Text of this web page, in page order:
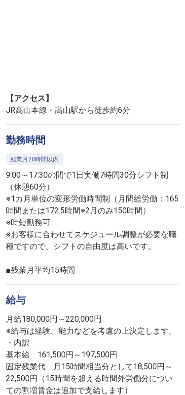
【アクセス】
JR高山本線・高山駅から徒歩約6分
勤務時間
残業月20時間以内
9:00～17:30の間で1日実働7時間30分シフト制
（休憩60分）
※1カ月単位の変形労働時間制（月間総労働：165
時間または172.5時間※2月のみ150時間）
※時短勤務可
※お客様に合わせてスケジュール調整が必要な職
種ですので、シフトの自由度は高いです。
■残業月平均15時間
給与
月給180,000円～220,000円
※給与は経験、能力などを考慮の上決定します。
・内訳
基本給 161,500円～197,500円
固定残業代 月15時間相当分として18,500円～
22,500円（15時間を超える時間外労働分につい
ての割増賃金は追加で支給します）